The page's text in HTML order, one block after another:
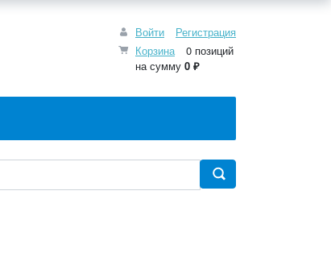
Войти
Регистрация
Корзина
0 позиций
на сумму 0 ₽